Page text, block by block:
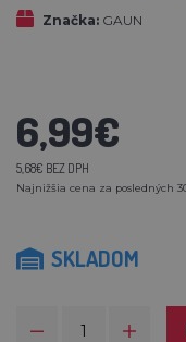
Značka: GAUN
6,99€
5,68€ BEZ DPH
Najnižšia cena za posledných
SKLADOM